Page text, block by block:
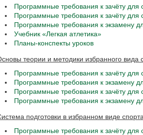
Программные требования к зачёту для
Программные требования к зачёту для
Программные требования к экзамену
Учебник «Легкая атлетика»
Планы-конспекты уроков
теории и методики избранного вида
Программные требования к зачёту для
Программные требования к экзамену
Программные требования к зачёту для
Программные требования к экзамену
подготовки в избранном виде спорта
Программные требования к зачёту для